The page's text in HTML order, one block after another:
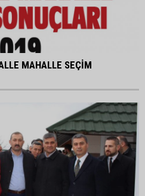
MAHALLE SEÇİM